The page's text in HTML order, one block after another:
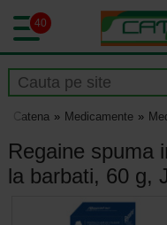
40
Catena Medicamente
Regaine spuma
la barbati, 60 g,